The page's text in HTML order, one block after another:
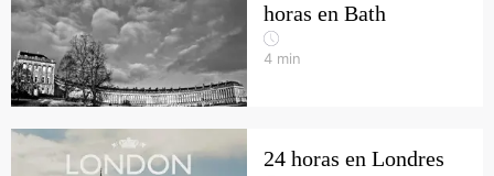
horas en Bath
4 min
24 horas en Londres